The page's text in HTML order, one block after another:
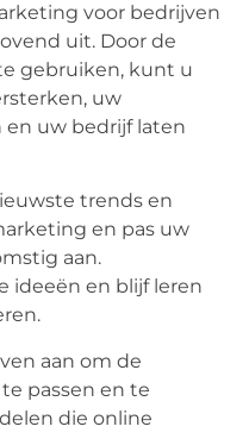
voor bedrijven
uit. Door de
gebruiken, kunt u
uw
uw bedrijf laten
trends en
en pas uw
aan.
ideeën en blijf leren
aan om de
passen en te
die online